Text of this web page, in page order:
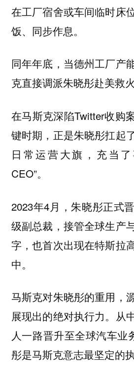
在工厂宿舍或车间临时床
饭、同步作息。
同年年底，当德州工厂产
克直接调派朱晓彤赴美救火
在马斯克深陷Twitter收购
键时期，正是朱晓彤扛起
日常运营大旗，充当
CEO”。
2023年4月，朱晓彤正式
级副总裁，接管全球生产
字，也首次出现在特斯拉
中。
马斯克对朱晓彤的重用，
展现出的绝对执行力。从
人一路晋升至全球汽车业
彤是马斯克意志最坚定的执